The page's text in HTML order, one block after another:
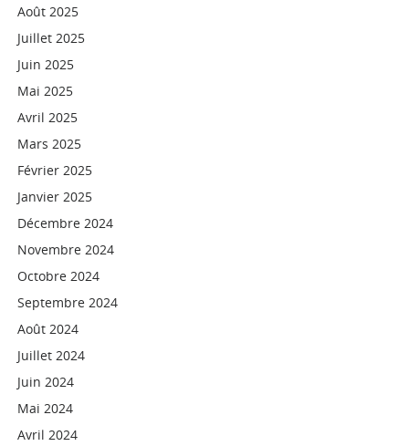
Août 2025
Juillet 2025
Juin 2025
Mai 2025
Avril 2025
Mars 2025
Février 2025
Janvier 2025
Décembre 2024
Novembre 2024
Octobre 2024
Septembre 2024
Août 2024
Juillet 2024
Juin 2024
Mai 2024
Avril 2024